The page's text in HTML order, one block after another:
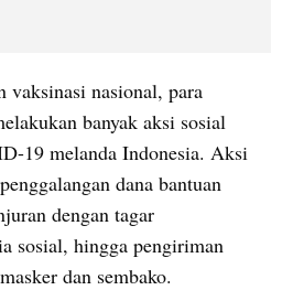
vaksinasi nasional, para
banyak aksi sosial
19 melanda Indonesia. Aksi
dana bantuan
dengan tagar
sosial, hingga pengiriman
dan sembako.